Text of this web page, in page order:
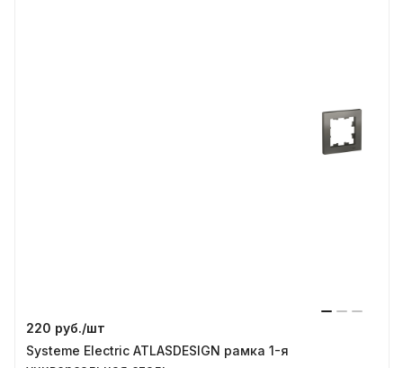
220 руб./шт
Systeme Electric ATLASDESIGN рамка 1-я